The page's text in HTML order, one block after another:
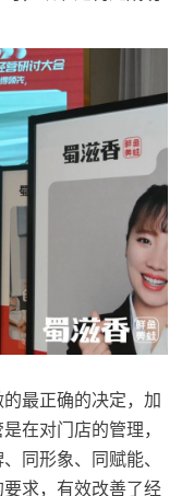
最正确的决定，加
在对门店的管理，
同形象、同赋能、
求，有效改善了经